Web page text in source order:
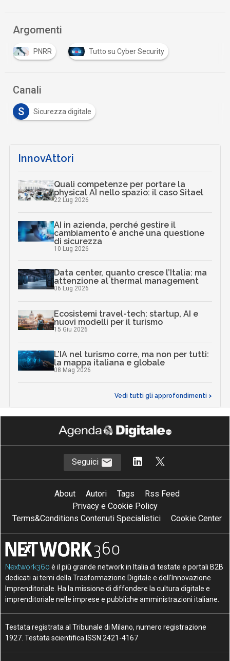
Argomenti
PNRR Tutto su Cyber Security
Canali
S
Sicurezza digitale
InnovAttori
Quali competenze per portare la
physical AI nello spazio: il caso Sitael
22 Lug 2026
AI in azienda, perché gestire il
cambiamento è anche una questione
di sicurezza
10 Lug 2026
Data center, quanto cresce l’Italia: ma
attenzione al thermal management
06 Lug 2026
Ecosistemi travel-tech: startup, AI e
nuovi modelli per il turismo
15 Giu 2026
L’IA nel turismo corre, ma non per tutti:
la mappa italiana e globale
08 Mag 2026
Vedi tutti gli approfondimenti >
Seguici
About Autori Tags
Rss Feed
Privacy e Cookie Policy
Terms&Conditions Contenuti Specialistici
Cookie Center
Nextwork360 è il più grande network in Italia di testate e portali B2B
dedicati ai temi della Trasformazione Digitale e dell’Innovazione
Imprenditoriale. Ha la missione di diffondere la cultura digitale e
imprenditoriale nelle imprese e pubbliche amministrazioni italiane.
Testata registrata al Tribunale di Milano, numero registrazione
1927. Testata scientifica ISSN 2421-4167